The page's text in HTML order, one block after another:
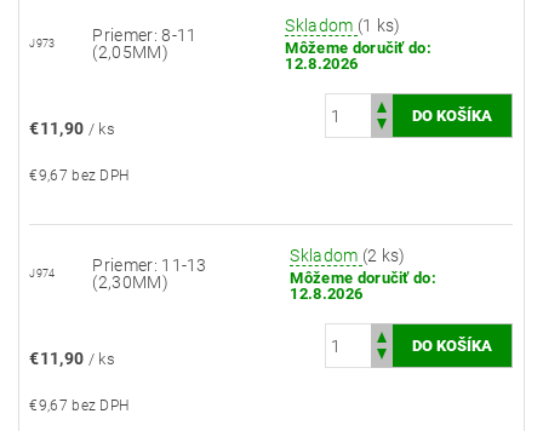
J973
Priemer: 8-11
(2,05MM)
Skladom (1 ks)
Môžeme doručiť do:
12.8.2026
€11,90 / ks
€9,67 bez DPH
J974
Priemer: 11-13
(2,30MM)
Skladom (2 ks)
Môžeme doručiť do:
12.8.2026
€11,90 / ks
€9,67 bez DPH